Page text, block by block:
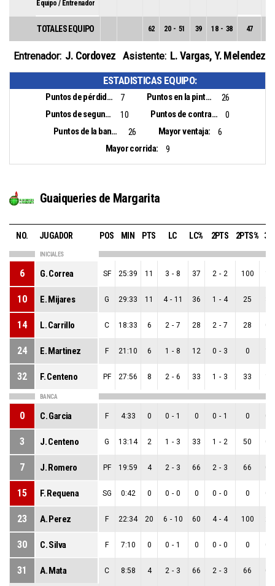
Equipo / Entrenador
TOTALES EQUIPO 62 20 - 51 39 18 - 38 47
Entrenador: J. Cordovez Asistente: L. Vargas,Y. Melendez
ESTADISTICAS EQUIPO:
Puntos de pérdidas: 7 Puntos en la pintura:
26
Puntos de segunda oportunidad:
10 Puntos de contra ataque:
0
Puntos de la banca:
26 Mayor ventaja:
6
Mayor corrida:
9
Guaiqueries de Margarita
NO. JUGADOR POS MIN PTS LC LC% 2PTS 2PTS%
INICIALES
6 G. Correa SF 25:39 11 3 - 8 37 2 - 2 100 1
10 E. Mijares G 29:33 11 4 - 11 36 1 - 4 25
14 L. Carrillo C 18:33 6 2 - 7 28 2 - 7 28 0
24 E. Martinez F 21:10 6 1 - 8 12 0 - 3 0 1
32 F. Centeno PF 27:56 8 2 - 6 33 1 - 3 33 1
BANCA
0 C. Garcia F 4:33 0 0 - 1 0 0 - 1 0 0
3 J. Centeno G 13:14 2 1 - 3 33 1 - 2 50 0
7 J. Romero PF 19:59 4 2 - 3 66 2 - 3 66 0
15 F. Requena SG 0:42 0 0 - 0 0 0 - 0 0 0
23 A. Perez F 22:34 20 6 - 10 60 4 - 4 100 2
30 C. Silva F 7:10 0 0 - 1 0 0 - 0 0 0
31 A. Mata C 8:58 4 2 - 3 66 2 - 3 66 0